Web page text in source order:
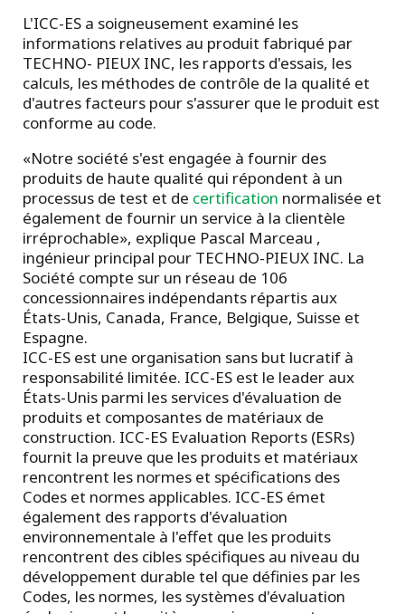
L'ICC-ES a soigneusement examiné les
informations relatives au produit fabriqué par
TECHNO- PIEUX INC, les rapports d'essais, les
calculs, les méthodes de contrôle de la qualité et
d'autres facteurs pour s'assurer que le produit est
conforme au code.
«Notre société s'est engagée à fournir des
produits de haute qualité qui répondent à un
processus de test et de certification normalisée et
également de fournir un service à la clientèle
irréprochable», explique Pascal Marceau ,
ingénieur principal pour TECHNO-PIEUX INC. La
Société compte sur un réseau de 106
concessionnaires indépendants répartis aux
États-Unis, Canada, France, Belgique, Suisse et
Espagne.
ICC-ES est une organisation sans but lucratif à
responsabilité limitée. ICC-ES est le leader aux
États-Unis parmi les services d'évaluation de
produits et composantes de matériaux de
construction. ICC-ES Evaluation Reports (ESRs)
fournit la preuve que les produits et matériaux
rencontrent les normes et spécifications des
Codes et normes applicables. ICC-ES émet
également des rapports d'évaluation
environnementale à l'effet que les produits
rencontrent des cibles spécifiques au niveau du
développement durable tel que définies par les
Codes, les normes, les systèmes d'évaluation